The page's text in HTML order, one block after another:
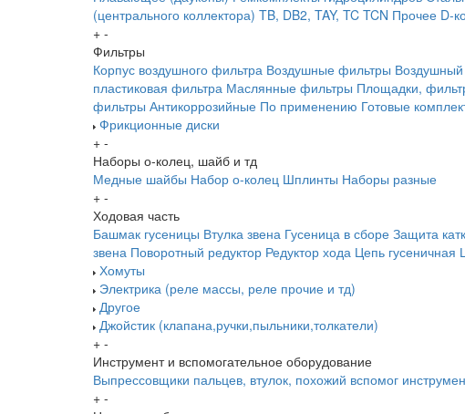
(центрального коллектора) TB, DB2, TAY, TC TCN Прочее D-
+ -
Фильтры
Корпус воздушного фильтра Воздушные фильтры
пластиковая фильтра Маслянные фильтры Площадки,
фильтры Антикоррозийные По применению Готовые
Фрикционные диски
+ -
Наборы о-колец, шайб и тд
Медные шайбы Набор о-колец Шплинты Наборы разные
+ -
Ходовая часть
Башмак гусеницы Втулка звена Гусеница в сборе Защита
звена Поворотный редуктор Редуктор хода Цепь гусеничная
Хомуты
Электрика (реле массы, реле прочие и тд)
Другое
Джойстик (клапана,ручки,пыльники,толкатели)
+ -
Инструмент и вспомогательное оборудование
Выпрессовщики пальцев, втулок, похожий вспомог
+ -